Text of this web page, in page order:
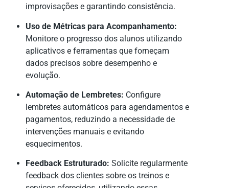
improvisações e garantindo consistência.
Uso de Métricas para Acompanhamento:
Monitore o progresso dos alunos utilizando
aplicativos e ferramentas que forneçam
dados precisos sobre desempenho e
evolução.
Automação de Lembretes: Configure
lembretes automáticos para agendamentos e
pagamentos, reduzindo a necessidade de
intervenções manuais e evitando
esquecimentos.
Feedback Estruturado: Solicite regularmente
feedback dos clientes sobre os treinos e